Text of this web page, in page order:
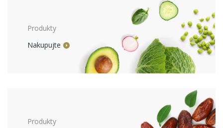
Produkty
Nakupujte
Produkty